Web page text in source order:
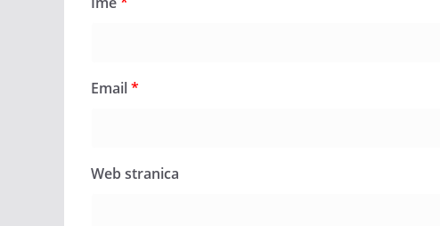
Email*
Web stranica